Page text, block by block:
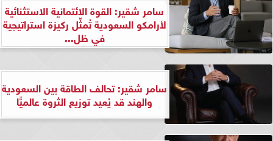
سامر شقير: القوة الائتمانية الاستثنائية
لأرامكو السعودية تُمثِّل ركيزة استراتيجية
في ظل...
سامر شقير: تحالف الطاقة بين السعودية
والهند قد يُعيد توزيع الثروة عالميًّا